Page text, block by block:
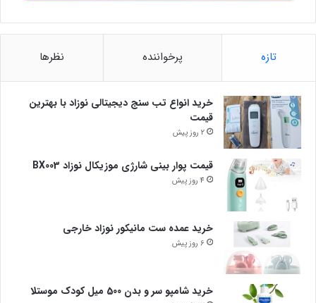
تازه پرخواننده نظرها
خرید انواع تب سنج دیجیتالی نوزاد با بهترین
قیمت
2 روز پیش
قیمت پوار بینی شارژی موزیکال نوزاد BX003
4 روز پیش
خرید عمده ست مانیکور نوزاد خارجی
6 روز پیش
خرید شامپو سر و بدن 500 میل کودک موستلا